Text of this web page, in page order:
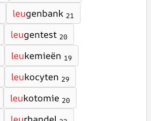
leugenbank 21
leugentest 20
leukemieën 19
leukocyten 29
leukotomie 20